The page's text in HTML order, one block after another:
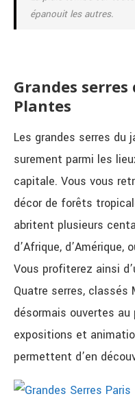
épanouit les autres.
Grandes serres
Plantes
Les grandes serres du
surement parmi les
capitale. Vous vous
décor de forêts
abritent plusieurs
d’Afrique, d’Amérique,
Vous profiterez ainsi
Quatre serres,
désormais ouvertes au
expositions et
permettent d’en